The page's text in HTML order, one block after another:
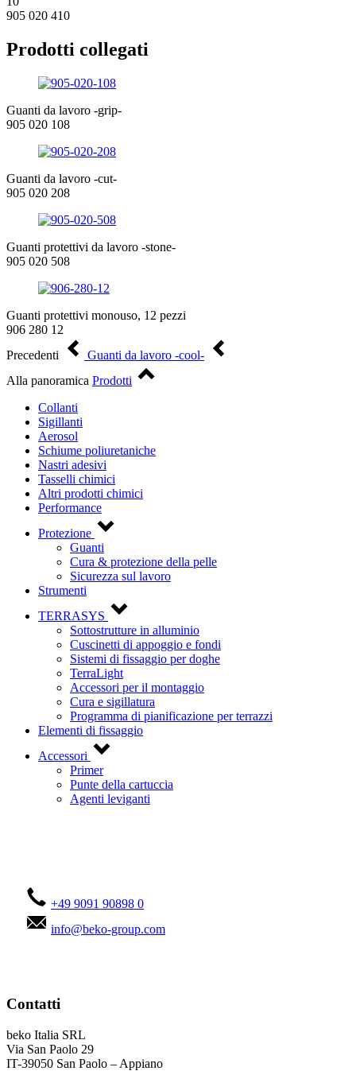
905 020 410
Prodotti collegati
Guanti da lavoro -grip-
905 020 108
Guanti da lavoro -cut-
905 020 208
Guanti protettivi da lavoro -stone-
905 020 508
Guanti protettivi monouso, 12 pezzi
906 280 12
Precedenti
Guanti da lavoro -cool-
Alla panoramica Prodotti
Collanti
Sigillanti
Aerosol
Schiume poliuretaniche
Nastri adesivi
Tasselli chimici
Altri prodotti chimici
Performance
Protezione
Guanti
Cura & protezione della pelle
Sicurezza sul lavoro
Strumenti
TERRASYS
Sottostrutture in alluminio
Cuscinetti di appoggio e fondi
Sistemi di fissaggio per doghe
TerraLight
Accessori per il montaggio
Cura e sigillatura
Programma di pianificazione per terrazzi
Elementi di fissaggio
Accessori
Primer
Punte della cartuccia
Agenti leviganti
+49 9091 90898 0
info@beko-group.com
Contatti
beko Italia SRL
Via San Paolo 29
IT-39050 San Paolo – Appiano